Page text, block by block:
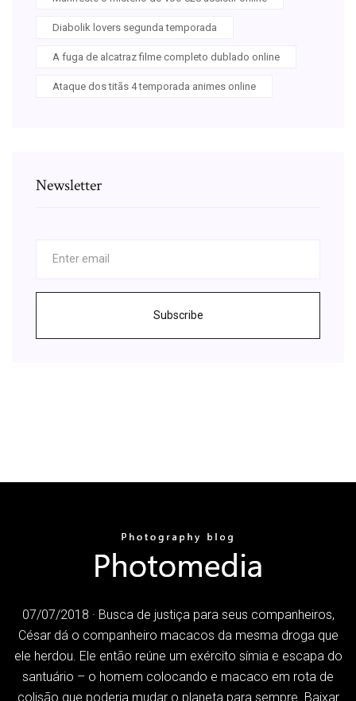
Diabolik lovers segunda temporada
A fuga de alcatraz filme completo dublado online
Ataque dos titãs 4 temporada animes online
Newsletter
Subscribe
07/07/2018 · Busca de justiça para seus companheiros,
César dá o companheiro macacos da mesma droga que
ele herdou. Ele então reúne um exército símia e escapa do
santuário – o homem colocando e macaco em rota de
colisão que poderia mudar o planeta para sempre. Baixar